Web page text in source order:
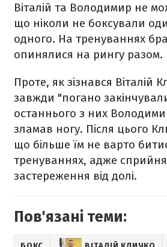
Віталій та Володимир не
що ніколи не боксували
одного. На тренуваннях
опинялися на рингу разом.
Проте, як зізнався Віталій
завжди "погано
останнього з них
зламав ногу. Після цього
що більше їм не варто
тренуваннях, адже
застереження від долі.
Пов'язані теми: